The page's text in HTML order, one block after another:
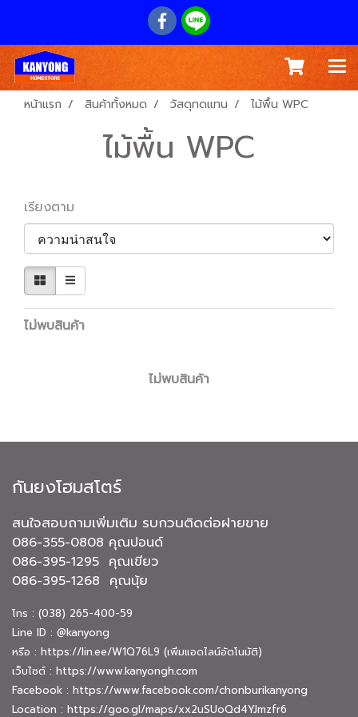
หน้าแรก สินค้าทั้งหมด วัสดุทดแทน ไม้พื้น WPC
ไม้พื้น WPC
เรียงตาม
ไม่พบสินค้า
ไม่พบสินค้า
กันยงโฮมสโตร์
สนใจสอบถามเพิ่มเติม รบกวนติดต่อฝายขาย
086-355-0808 คุณปอนด์
086-395-1295 คุณเขียว
086-395-1268 คุณนุ้ย
โทร : (038) 265-400-59
Line ID : @kanyong
หรือ : https://lin.ee/W1Q76L9 (เพิ่มแอดไลน์อัตโนมัติ)
เว็บไซต์ : https://www.kanyongh.com
Facebook : https://www.facebook.com/chonburikanyong
Location : https://goo.gl/maps/xx2uSUoQd4YJmzfr6